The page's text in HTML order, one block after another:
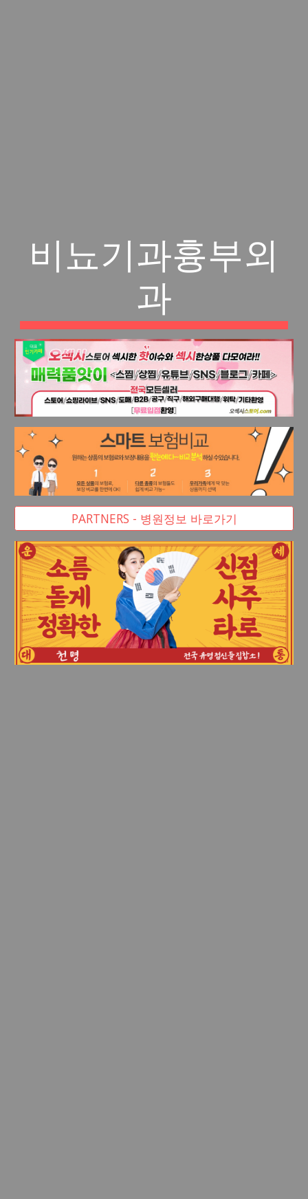
비뇨기과흉부외
과
PARTNERS - 병원정보 바로가기